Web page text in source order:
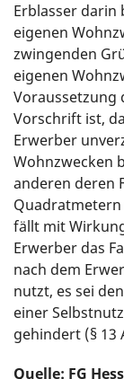
Erblasser darin
eigenen
zwingenden
eigenen
Voraussetzung
Vorschrift ist,
Erwerber
Wohnzwecken
anderen deren
fällt mit
Erwerber das
nach dem
nutzt, es sei
einer
gehindert (§ 13
Quelle: FG